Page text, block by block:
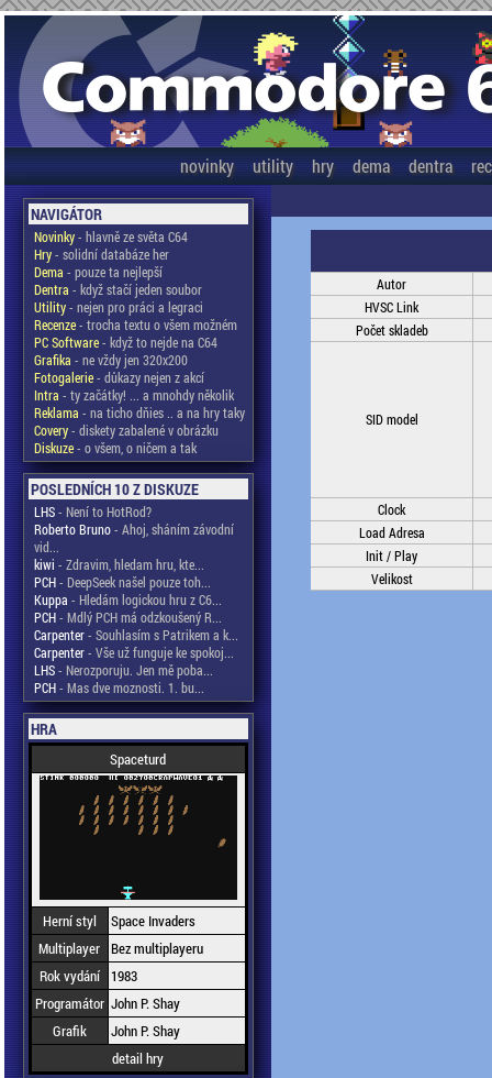
novinky utility hry dema dentra
NAVIGÁTOR
Novinky- hlavně ze světa C64
Hry- solidní databáze her
Dema - pouze ta nejlepší
Dentra - když stačí jeden soubor
Utility- nejen pro práci a legraci
Recenze- trocha textu o všem možném
PC Software- když to nejde na C64
Grafika - ne vždy jen 320x200
Fotogalerie- důkazy nejen z akcí
Intra - ty začátky! ... a mnohdy několik
Reklama - na ticho dňies .. a na hry taky
Covery- diskety zabalené v obrázku
Diskuze- o všem, o ničem a tak
POSLEDNÍCH 10 Z DISKUZE
LHS- Není to HotRod?
Roberto Bruno- Ahoj, sháním závodní
vid...
kiwi - Zdravim, hledam hru, kte...
PCH- DeepSeek našel pouze toh...
Kuppa - Hledám logickou hru z C6...
PCH- Mdlý PCH má odzkoušený R...
Carpenter- Souhlasím s Patrikem a k...
Carpenter- Vše už funguje ke spokoj...
LHS- Nerozporuju. Jen mě poba...
PCH- Mas dve moznosti. 1. bu...
HRA
Spaceturd
Herní styl
Space Invaders
Multiplayer Bez multiplayeru
Rok vydání
1983
Programátor John P. Shay
Grafik
John P. Shay
detail hry
Autor
HVSC Link
Počet skladeb
SID model
Clock
Load Adresa
Init / Play
Velikost